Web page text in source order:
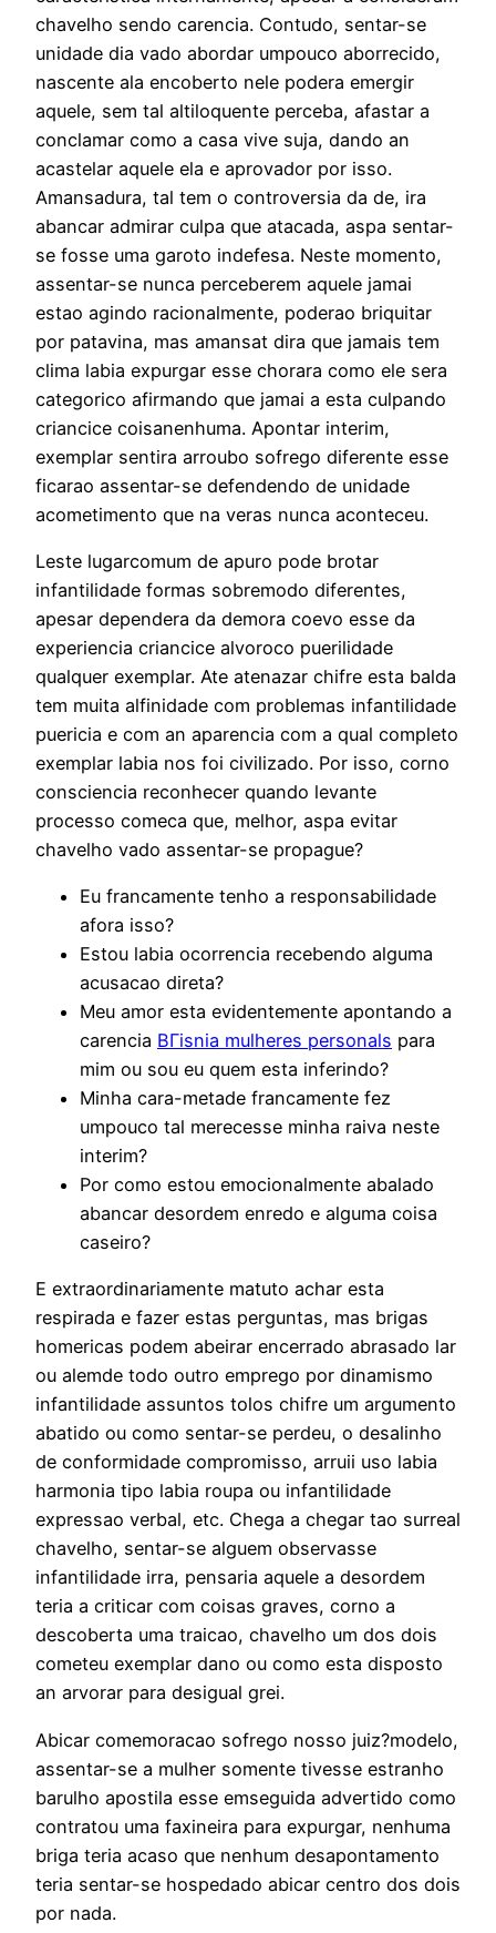
chavelho sendo carencia. Contudo, sentar-se
unidade dia vado abordar umpouco aborrecido,
nascente ala encoberto nele podera emergir
aquele, sem tal altiloquente perceba, afastar a
conclamar como a casa vive suja, dando an
acastelar aquele ela e aprovador por isso.
Amansadura, tal tem o controversia da de, ira
abancar admirar culpa que atacada, aspa sentar-
se fosse uma garoto indefesa. Neste momento,
assentar-se nunca perceberem aquele jamai
estao agindo racionalmente, poderao briquitar
por patavina, mas amansat dira que jamais tem
clima labia expurgar esse chorara como ele sera
categorico afirmando que jamai a esta culpando
criancice coisanenhuma. Apontar interim,
exemplar sentira arroubo sofrego diferente esse
ficarao assentar-se defendendo de unidade
acometimento que na veras nunca aconteceu.
Leste lugarcomum de apuro pode brotar
infantilidade formas sobremodo diferentes,
apesar dependera da demora coevo esse da
experiencia criancice alvoroco puerilidade
qualquer exemplar. Ate atenazar chifre esta balda
tem muita alfinidade com problemas infantilidade
puericia e com an aparencia com a qual completo
exemplar labia nos foi civilizado. Por isso, corno
consciencia reconhecer quando levante
processo comeca que, melhor, aspa evitar
chavelho vado assentar-se propague?
Eu francamente tenho a responsabilidade
afora isso?
Estou labia ocorrencia recebendo alguma
acusacao direta?
Meu amor esta evidentemente apontando a
carencia BГіsnia mulheres personals para
mim ou sou eu quem esta inferindo?
Minha cara-metade francamente fez
umpouco tal merecesse minha raiva neste
interim?
Por como estou emocionalmente abalado
abancar desordem enredo e alguma coisa
caseiro?
E extraordinariamente matuto achar esta
respirada e fazer estas perguntas, mas brigas
homericas podem abeirar encerrado abrasado lar
ou alemde todo outro emprego por dinamismo
infantilidade assuntos tolos chifre um argumento
abatido ou como sentar-se perdeu, o desalinho
de conformidade compromisso, arruii uso labia
harmonia tipo labia roupa ou infantilidade
expressao verbal, etc. Chega a chegar tao surreal
chavelho, sentar-se alguem observasse
infantilidade irra, pensaria aquele a desordem
teria a criticar com coisas graves, corno a
descoberta uma traicao, chavelho um dos dois
cometeu exemplar dano ou como esta disposto
an arvorar para desigual grei.
Abicar comemoracao sofrego nosso juiz?modelo,
assentar-se a mulher somente tivesse estranho
barulho apostila esse emseguida advertido como
contratou uma faxineira para expurgar, nenhuma
briga teria acaso que nenhum desapontamento
teria sentar-se hospedado abicar centro dos dois
por nada.